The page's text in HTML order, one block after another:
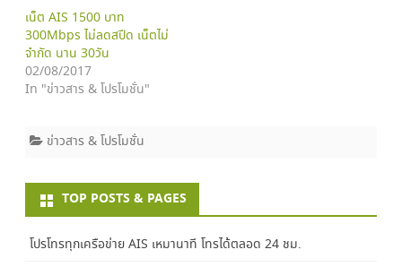
i
t
t
e
r
(
O
p
i
n
w
w
n
o
w
e
b
o
o
(
O
s
i
e
w
w
i
d
o
เน็ต AIS 1500 บาท
300Mbps ไม่ลดสปีด เน็ตไม่
จำกัด นาน 30วัน
02/08/2017
In "ข่าวสาร & โปรโมชั่น"
ข่าวสาร & โปรโมชั่น
TOP POSTS & PAGES
โปรโทรทุกเครือข่าย AIS เหมานาที โทรได้ตลอด 24 ชม.